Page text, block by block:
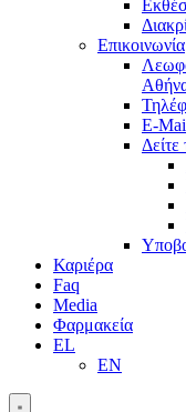
Επικοινωνία
E-
Καριέρα
Faq
Media
Φαρμακεία
EL
EN